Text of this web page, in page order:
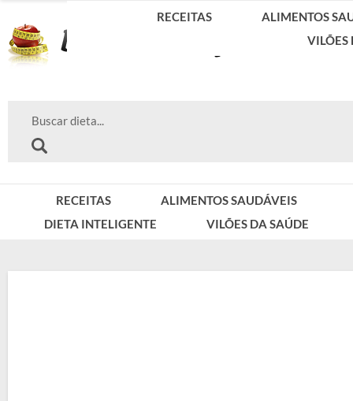
RECEITAS
ALIMENTOS SAUDÁVEIS
DIETA INTELIGENTE
VILÕES DA SAÚDE
RECEITAS
ALIMENTOS
VILÕES